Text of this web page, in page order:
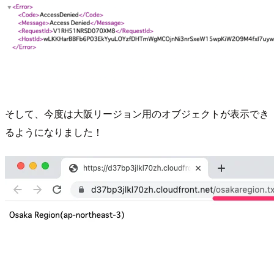
そして、今度は大阪リージョン用のオブジェクトが表示でき
るようになりました！